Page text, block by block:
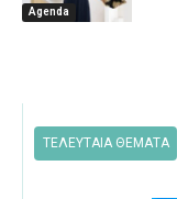
Agenda
ΤΕΛΕΥΤΑΙΑ ΘΕΜΑΤΑ